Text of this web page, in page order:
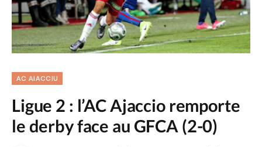
AC AIACCIU
Ligue 2 : l’AC Ajaccio remporte
le derby face au GFCA (2-0)